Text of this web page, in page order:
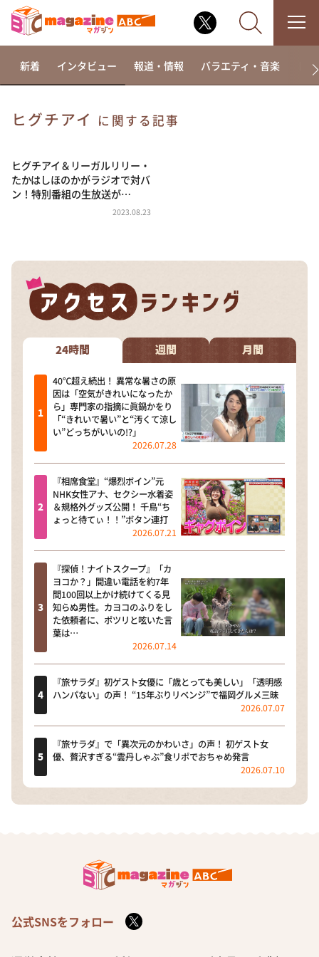
相席食堂
これ余談なんですけど・・・
～人生密着トークバラエティ！～ やすとものいたっ
河合＆A.B.C-Z塚田×福井アナ「なんでやねん！？」
（news おかえり）
DAIGOも台所 ～きょうの献立 何にする？～
本日はダイアンなり！シーズン２
朝だ！生です旅サラダ
教えて！ニュースライブ 正義のミカタ
ＬＩＦＥ～夢のカタチ～
新婚さんいらっしゃい！
ポツンと一軒家
ザキ山小屋本館
ぺこぱのまるスポ
新着 インタビュー 報道・情報 バラエティ・音楽 ド
ヒグチアイ に関する記事
ヒグチアイ＆リーガルリリー・
たかはしほのかがラジオで対バ
ン！特別番組の生放送が…
2023.08.23
24時間 週間 月間
40℃超え続出！ 異常な暑さの原
因は「空気がきれいになったか
ら」専門家の指摘に眞鍋かをり
「“きれいで暑い”と“汚くて涼し
い”どっちがいいの!?」
2026.07.28
『相席食堂』“爆烈ボイン”元
NHK女性アナ、セクシー水着姿
＆規格外グッズ公開！ 千鳥“ち
ょっと待てぃ！！”ボタン連打
2026.07.21
『探偵！ナイトスクープ』「カ
ヨコか？」間違い電話を約7年
間100回以上かけ続けてくる見
知らぬ男性。カヨコのふりをし
た依頼者に、ポツリと呟いた言
葉は…
2026.07.14
『旅サラダ』初ゲスト女優に「歳とっても美しい」「透明感
ハンパない」の声！ “15年ぶりリベンジ”で福岡グルメ三昧
2026.07.07
『旅サラダ』で「異次元のかわいさ」の声！ 初ゲスト女
優、贅沢すぎる“雲丹しゃぶ”食リポでおちゃめ発言
2026.07.10
公式SNSをフォロー